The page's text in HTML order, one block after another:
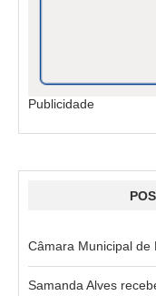
Publicidade
Câmara Municipal de
Samanda Alves